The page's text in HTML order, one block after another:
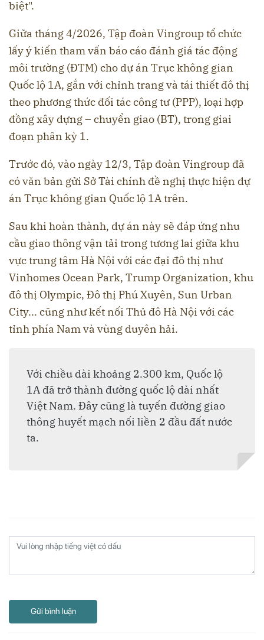
biệt".
Giữa tháng 4/2026, Tập đoàn Vingroup tổ chức
lấy ý kiến tham vấn báo cáo đánh giá tác động
môi trường (ĐTM) cho dự án Trục không gian
Quốc lộ 1A, gắn với chỉnh trang và tái thiết đô thị
theo phương thức đối tác công tư (PPP), loại hợp
đồng xây dựng – chuyển giao (BT), trong giai
đoạn phân kỳ 1.
Trước đó, vào ngày 12/3, Tập đoàn Vingroup đã
có văn bản gửi Sở Tài chính đề nghị thực hiện dự
án Trục không gian Quốc lộ 1A trên.
Sau khi hoàn thành, dự án này sẽ đáp ứng nhu
cầu giao thông vận tải trong tương lai giữa khu
vực trung tâm Hà Nội với các đại đô thị như
Vinhomes Ocean Park, Trump Organization, khu
đô thị Olympic, Đô thị Phú Xuyên, Sun Urban
City... cũng như kết nối Thủ đô Hà Nội với các
tỉnh phía Nam và vùng duyên hải.
Với chiều dài khoảng 2.300 km, Quốc lộ
1A đã trở thành đường quốc lộ dài nhất
Việt Nam. Đây cũng là tuyến đường giao
thông huyết mạch nối liền 2 đầu đất nước
ta.
Gửi bình luận